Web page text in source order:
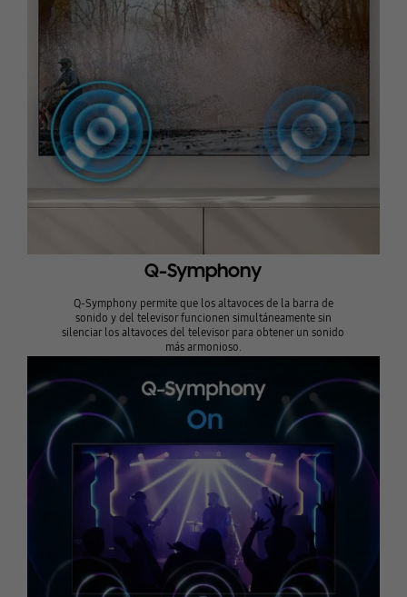
Q-Symphony
Q-Symphony permite que los altavoces de la barra de
sonido y del televisor funcionen simultáneamente sin
silenciar los altavoces del televisor para obtener un sonido
más armonioso.